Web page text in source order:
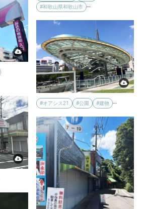
#和歌山県和歌山市
#オアシス21 #公園 #建物 …